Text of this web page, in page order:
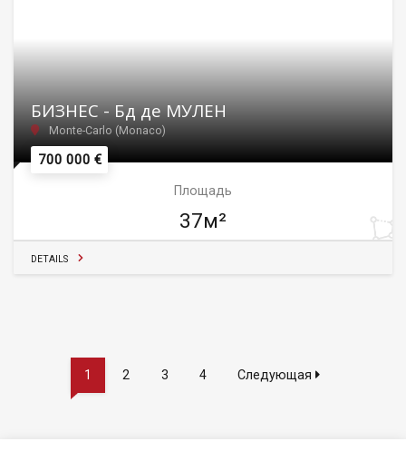
700 000 €
БИЗНЕС - Бд де МУЛЕН
Monte-Carlo (Monaco)
Площадь
37м²
DETAILS
1 2 3 4 Следующая